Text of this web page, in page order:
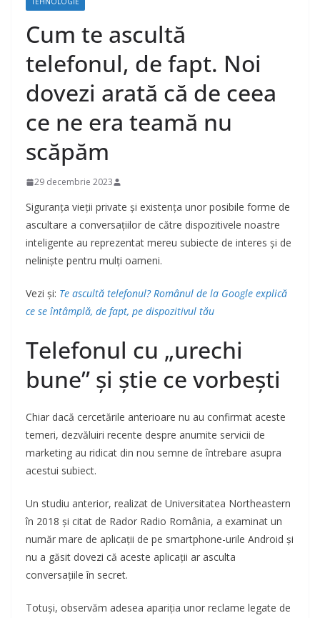
Cum te ascultă
telefonul, de fapt. Noi
dovezi arată că de ceea
ce ne era teamă nu
scăpăm
29 decembrie 2023
Siguranța vieții private și existența unor posibile forme de
ascultare a conversațiilor de către dispozitivele noastre
inteligente au reprezentat mereu subiecte de interes și de
neliniște pentru mulți oameni.
Vezi și: Te ascultă telefonul? Românul de la Google explică
ce se întâmplă, de fapt, pe dispozitivul tău
Telefonul cu „urechi
bune” și știe ce vorbești
Chiar dacă cercetările anterioare nu au confirmat aceste
temeri, dezvăluiri recente despre anumite servicii de
marketing au ridicat din nou semne de întrebare asupra
acestui subiect.
Un studiu anterior, realizat de Universitatea Northeastern
în 2018 și citat de Rador Radio România, a examinat un
număr mare de aplicații de pe smartphone-urile Android și
nu a găsit dovezi că aceste aplicații ar asculta
conversațiile în secret.
Totuși, observăm adesea apariția unor reclame legate de